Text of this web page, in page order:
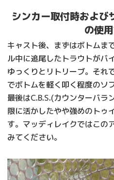
シンカー取付時および
の使
キャスト後、まずはボトムま
ル中に追尾したトラウトがバ
ゆっくりとリトリーブ。それ
でボトムを軽く叩く程度のソ
最後はC.B.S.(カウンターバラ
限に活かしたやや強めのトゥ
す。マッディレイクではこの
みてください。